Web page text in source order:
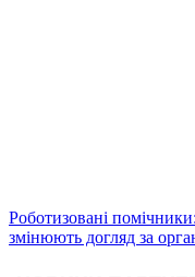
Роботизовані
змінюють догляд за